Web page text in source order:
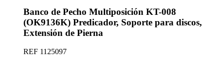
Banco de Pecho Multiposición KT-008
(OK9136K) Predicador, Soporte para discos,
Extensión de Pierna
REF 1125097